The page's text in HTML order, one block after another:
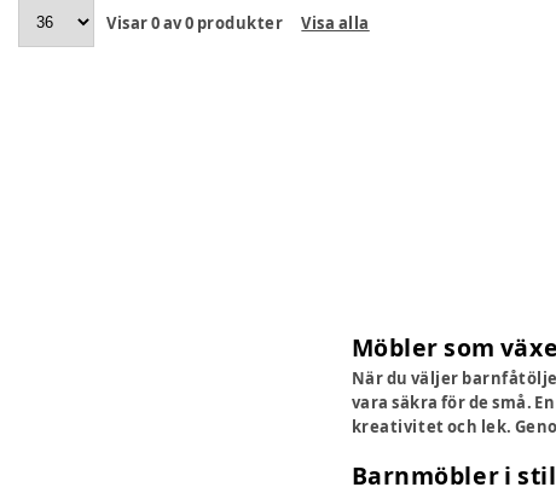
Visar0av0 produkter Visa alla
Möbler som
När du väljer
vara säkra för de små.
kreativitet och lek.
Barnmöbler i